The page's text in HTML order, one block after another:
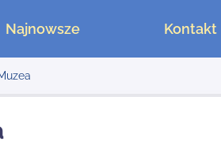
Najnowsze Kontakt